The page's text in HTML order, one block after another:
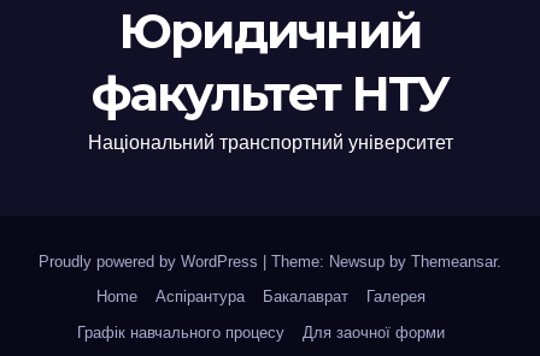
Юридичний
факультет НТУ
Національний транспортний університет
Proudly powered by WordPress Theme: Newsup by Themeansar.
Home
Аспірантура Бакалаврат
Галерея
Графік навчального процесу
Для заочної форми